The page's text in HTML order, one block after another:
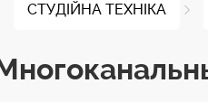
СТУДІЙНА ТЕХНІКА